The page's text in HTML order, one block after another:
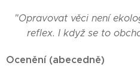
"Opravovat věci není
reflex. I když se to
Ocenění (abecedně)